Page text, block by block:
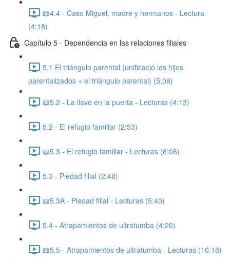
📖4.4 - Caso Miguel, madre y hermanos - Lectura
(4:18)
Capítulo 5 - Dependencia en las relaciones filiales
5.1 El triángulo parental (unificació los hijos
parentalizados + el triángulo parental) (5:08)
📖5.2 - La llave en la puerta - Lecturas (4:13)
5.2 - El refugio familiar (2:53)
📖5.3 - El refugio familiar - Lecturas (6:06)
5.3 - Piedad filial (2:48)
📖5.3A - Piedad filial - Lecturas (5:40)
5.4 - Atrapamientos de ultratumba (4:20)
📖5.5 - Atrapamientos de ultratumba - Lecturas (10:18)